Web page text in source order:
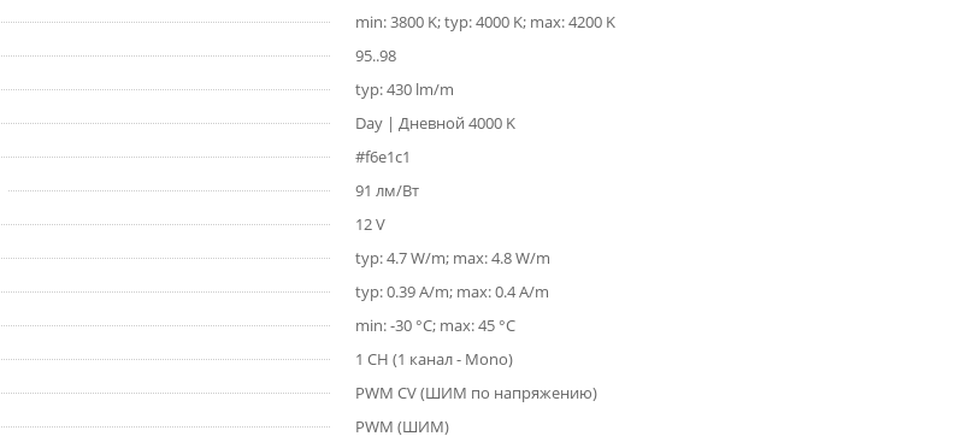
min: 3800 K; typ: 4000 K; max: 4200 K
95..98
typ: 430 lm/m
Day | Дневной 4000 K
#f6e1c1
91 лм/Вт
12 V
typ: 4.7 W/m; max: 4.8 W/m
typ: 0.39 A/m; max: 0.4 A/m
min: -30 °C; max: 45 °C
1 CH (1 канал - Mono)
PWM СV (ШИМ по напряжению)
PWM (ШИМ)